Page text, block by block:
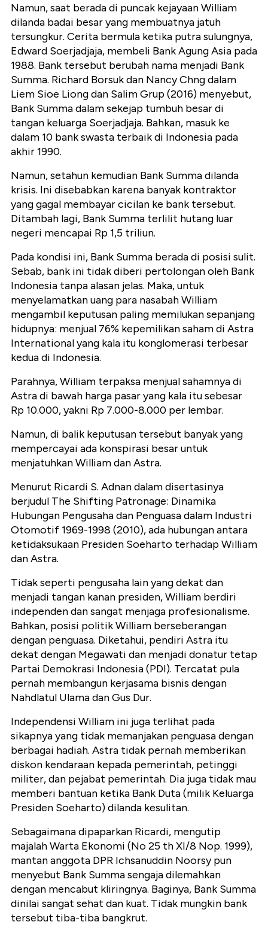
Namun, saat berada di puncak kejayaan William
dilanda badai besar yang membuatnya jatuh
tersungkur. Cerita bermula ketika putra sulungnya,
Edward Soerjadjaja, membeli Bank Agung Asia pada
1988. Bank tersebut berubah nama menjadi Bank
Summa. Richard Borsuk dan Nancy Chng dalam
Liem Sioe Liong dan Salim Grup (2016) menyebut,
Bank Summa dalam sekejap tumbuh besar di
tangan keluarga Soerjadjaja. Bahkan, masuk ke
dalam 10 bank swasta terbaik di Indonesia pada
akhir 1990.
Namun, setahun kemudian Bank Summa dilanda
krisis. Ini disebabkan karena banyak kontraktor
yang gagal membayar cicilan ke bank tersebut.
Ditambah lagi, Bank Summa terlilit hutang luar
negeri mencapai Rp 1,5 triliun.
Pada kondisi ini, Bank Summa berada di posisi sulit.
Sebab, bank ini tidak diberi pertolongan oleh Bank
Indonesia tanpa alasan jelas. Maka, untuk
menyelamatkan uang para nasabah William
mengambil keputusan paling memilukan sepanjang
hidupnya: menjual 76% kepemilikan saham di Astra
International yang kala itu konglomerasi terbesar
kedua di Indonesia.
Parahnya, William terpaksa menjual sahamnya di
Astra di bawah harga pasar yang kala itu sebesar
Rp 10.000, yakni Rp 7.000-8.000 per lembar.
Namun, di balik keputusan tersebut banyak yang
mempercayai ada konspirasi besar untuk
menjatuhkan William dan Astra.
Menurut Ricardi S. Adnan dalam disertasinya
berjudul The Shifting Patronage: Dinamika
Hubungan Pengusaha dan Penguasa dalam Industri
Otomotif 1969-1998 (2010), ada hubungan antara
ketidaksukaan Presiden Soeharto terhadap William
dan Astra.
Tidak seperti pengusaha lain yang dekat dan
menjadi tangan kanan presiden, William berdiri
independen dan sangat menjaga profesionalisme.
Bahkan, posisi politik William berseberangan
dengan penguasa. Diketahui, pendiri Astra itu
dekat dengan Megawati dan menjadi donatur tetap
Partai Demokrasi Indonesia (PDI). Tercatat pula
pernah membangun kerjasama bisnis dengan
Nahdlatul Ulama dan Gus Dur.
Independensi William ini juga terlihat pada
sikapnya yang tidak memanjakan penguasa dengan
berbagai hadiah. Astra tidak pernah memberikan
diskon kendaraan kepada pemerintah, petinggi
militer, dan pejabat pemerintah. Dia juga tidak mau
memberi bantuan ketika Bank Duta (milik Keluarga
Presiden Soeharto) dilanda kesulitan.
Sebagaimana dipaparkan Ricardi, mengutip
majalah Warta Ekonomi (No 25 th XI/8 Nop. 1999),
mantan anggota DPR Ichsanuddin Noorsy pun
menyebut Bank Summa sengaja dilemahkan
dengan mencabut kliringnya. Baginya, Bank Summa
dinilai sangat sehat dan kuat. Tidak mungkin bank
tersebut tiba-tiba bangkrut.